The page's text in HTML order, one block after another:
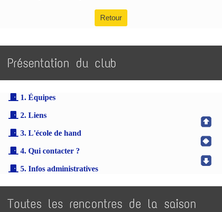
Retour
Présentation du club
1. Équipes
2. Liens
3. L'école de hand
4. Qui contacter ?
5. Infos administratives
Toutes les rencontres de la saison